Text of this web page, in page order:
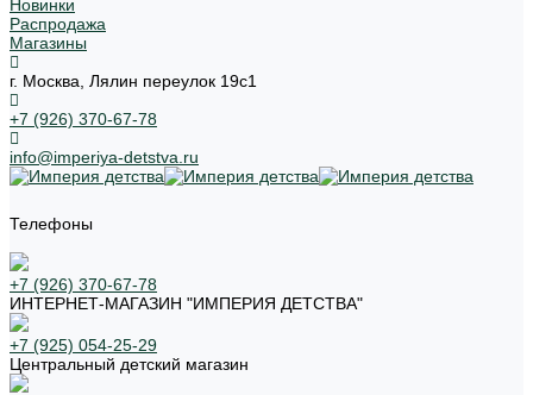
Новинки
Распродажа
Магазины
г. Москва, Лялин переулок 19с1
+7 (926) 370-67-78
info@imperiya-detstva.ru
Телефоны
+7 (926) 370-67-78
ИНТЕРНЕТ-МАГАЗИН "ИМПЕРИЯ ДЕТСТВА"
+7 (925) 054-25-29
Центральный детский магазин